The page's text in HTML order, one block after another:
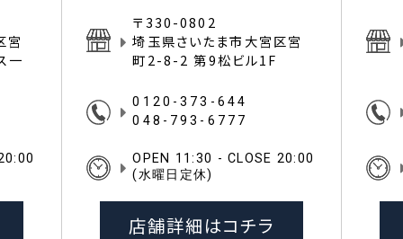
宮
一
〒330-0802
埼玉県さいたま市大宮区宮
町2-8-2 第9松ビル1F
0120-373-644
048-793-6777
OPEN 11:30 - CLOSE 20:00
(水曜日定休)
店舗詳細はコチラ